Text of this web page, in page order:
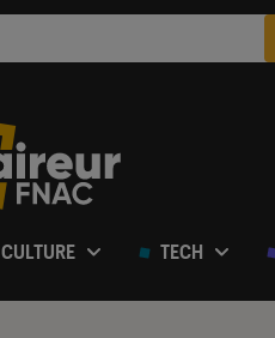
CULTURE TECH